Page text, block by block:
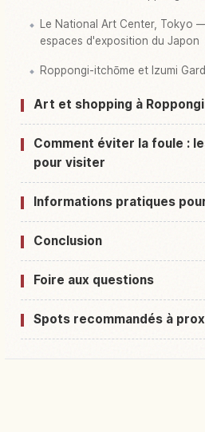
Le National Art Center, Tokyo
espaces d'exposition du Japon
Roppongi-itchōme et Izumi
Art et shopping à Roppongi
Comment éviter la foule :
pour visiter
Informations pratiques
Conclusion
Foire aux questions
Spots recommandés à